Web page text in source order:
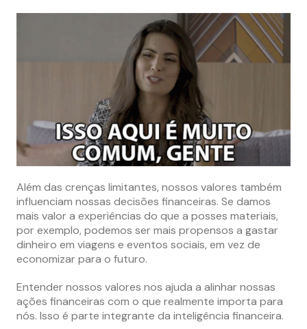
Além das crenças limitantes, nossos valores também
influenciam nossas decisões financeiras. Se damos
mais valor a experiências do que a posses materiais,
por exemplo, podemos ser mais propensos a gastar
dinheiro em viagens e eventos sociais, em vez de
economizar para o futuro.
Entender nossos valores nos ajuda a alinhar nossas
ações financeiras com o que realmente importa para
nós. Isso é parte integrante da inteligência financeira.